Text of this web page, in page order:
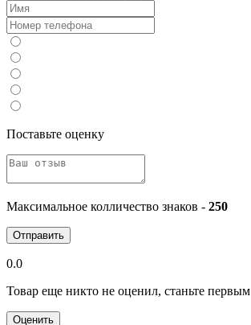
Поставьте оценку
Максимальное колличество знаков - 250
Отправить
0.0
Товар еще никто не оценил, станьте первым
Оценить